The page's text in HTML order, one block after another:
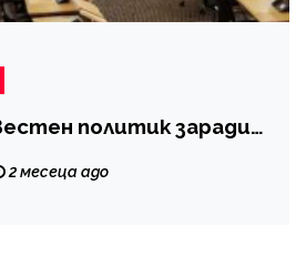
политик заради…
2 месеца ago